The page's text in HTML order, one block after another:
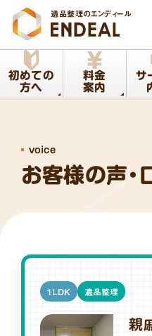
遺品整理のエンディール
初めての
方へ
料金
案内
サ
お客様の声・
voice
親
1LDK 遺品整理